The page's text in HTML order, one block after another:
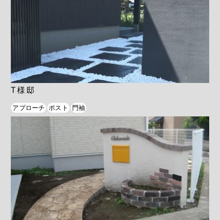
T様邸
アプローチ ポスト 門袖